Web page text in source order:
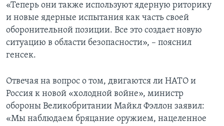
«Теперь они также используют ядерную риторику
и новые ядерные испытания как часть своей
оборонительной позиции. Все это создает новую
ситуацию в области безопасности», – пояснил
генсек.
Отвечая на вопрос о том, двигаются ли НАТО и
Россия к новой «холодной войне», министр
обороны Великобритании Майкл Фэллон заявил:
«Мы наблюдаем бряцание оружием, нацеленное